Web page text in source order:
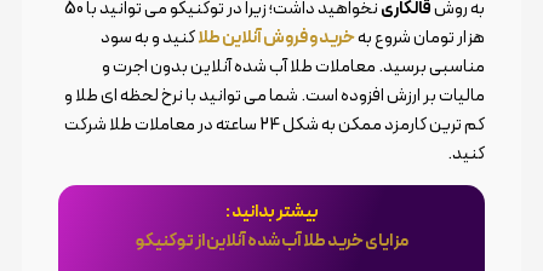
به روشقالکاری
نخواهید داشت؛ زیرا در توکنیکو می توانید با 50
هزار تومان شروع بهخرید و فروش آنلاین طلاکنید و به سود
مناسبی برسید. معاملات طلا آب شده آنلاین بدون اجرت و
مالیات بر ارزش افزوده است. شما می توانید با نرخ لحظه ای طلا و
کم ترین کارمزد ممکن به شکل 24 ساعته در معاملات طلا شرکت
کنید.
بیشتر بدانید :
مزایای خرید طلا آب شده آنلاین از توکنیکو